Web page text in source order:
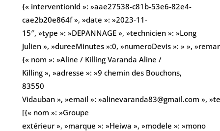
{« interventionId »: »aae27538-c81b-53e6-82e4-
cae2b20e864f », »date »: »2023-11-
15″, »type »: »DEPANNAGE », »technicien »: »Long
Julien », »dureeMinutes »:0, »numeroDevis »: » »,
{« nom »: »Aline / Killing Varanda Aline /
Killing », »adresse »: »9 chemin des Bouchons,
83550
Vidauban », »email »: »alinevaranda83@gmail.com »,
[{« nom »: »Groupe
extérieur », »marque »: »Heiwa », »modele »: »mono